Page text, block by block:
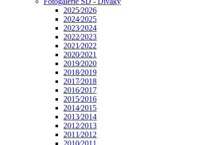
2025⁄2026
2024⁄2025
2023⁄2024
2022⁄2023
2021⁄2022
2020⁄2021
2019⁄2020
2018⁄2019
2017⁄2018
2016⁄2017
2015⁄2016
2014⁄2015
2013⁄2014
2012⁄2013
2011⁄2012
2010⁄2011